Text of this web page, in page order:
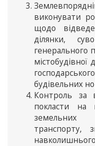
виконувати
щодо
ділянки,
генерального
містобудівної
будівельних
Контроль за
покласти на
земельних
транспорту,